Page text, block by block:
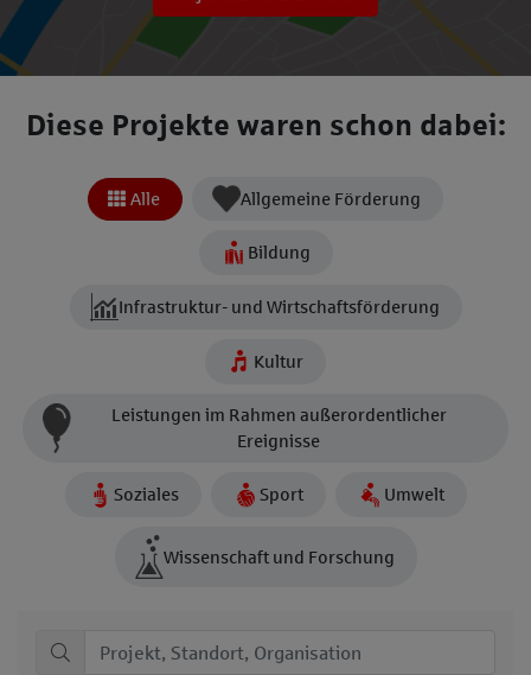
Diese Projekte waren schon dabei:
Alle Allgemeine Förderung
Bildung
Infrastruktur- und Wirtschaftsförderung
Kultur
Leistungen im Rahmen außerordentlicher
Ereignisse
Soziales Sport Umwelt
Wissenschaft und Forschung